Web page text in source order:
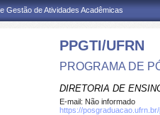
Gestão de Atividades Acadêmicas
PPGTI/UFRN
PROGRAMA DE
DIRETORIA DE
E-mail: Não informado
https://